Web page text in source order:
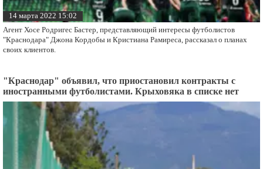
14 марта 2022 15:02
Агент Хосе Родригес Бастер, представляющий интересы футболистов
"Краснодара" Джона Кордобы и Кристиана Рамиреса, рассказал о планах
своих клиентов.
"Краснодар" объявил, что приостановил контракты с
иностранными футболистами. Крыховяка в списке нет